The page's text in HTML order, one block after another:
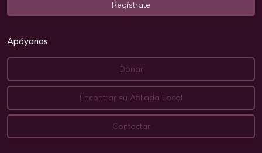
Apóyanos
Donar
Encontrar su Afiliada Local
Contactar